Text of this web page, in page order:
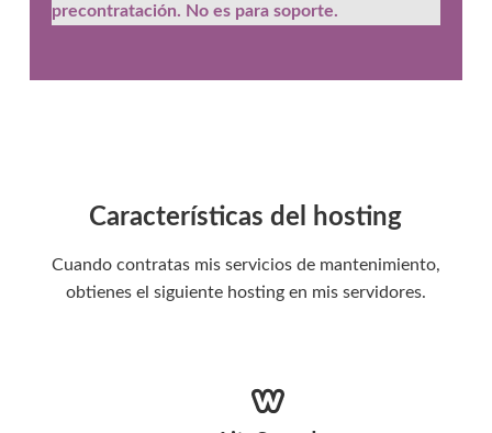
c
ó
precontratación. No es para soporte.
Características del hosting
Cuando contratas mis servicios de mantenimiento,
obtienes el siguiente hosting en mis servidores.